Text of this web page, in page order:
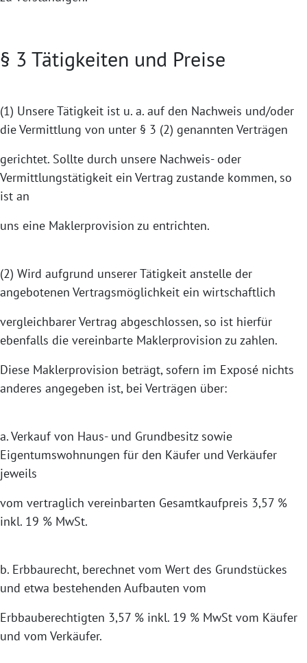
§ 3 Tätigkeiten und Preise
(1) Unsere Tätigkeit ist u. a. auf den Nachweis und/oder
die Vermittlung von unter § 3 (2) genannten Verträgen
gerichtet. Sollte durch unsere Nachweis- oder
Vermittlungstätigkeit ein Vertrag zustande kommen, so
ist an
uns eine Maklerprovision zu entrichten.
(2) Wird aufgrund unserer Tätigkeit anstelle der
angebotenen Vertragsmöglichkeit ein wirtschaftlich
vergleichbarer Vertrag abgeschlossen, so ist hierfür
ebenfalls die vereinbarte Maklerprovision zu zahlen.
Diese Maklerprovision beträgt, sofern im Exposé nichts
anderes angegeben ist, bei Verträgen über:
a. Verkauf von Haus- und Grundbesitz sowie
Eigentumswohnungen für den Käufer und Verkäufer
jeweils
vom vertraglich vereinbarten Gesamtkaufpreis 3,57 %
inkl. 19 % MwSt.
b. Erbbaurecht, berechnet vom Wert des Grundstückes
und etwa bestehenden Aufbauten vom
Erbbauberechtigten 3,57 % inkl. 19 % MwSt vom Käufer
und vom Verkäufer.